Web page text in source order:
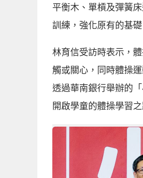
平衡木、單槓及彈簧
訓練，強化原有的基
林育信受訪時表示，
觸或關心，同時體操
透過華南銀行舉辦的
開啟學童的體操學習